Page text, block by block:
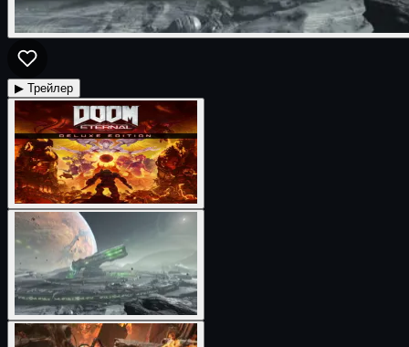
▶ Трейлер